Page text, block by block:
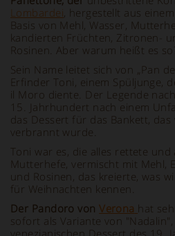
Lombardei, hergestellt aus
Basis von Mehl, Wasser,
kandierten Früchten, Zitronen-
Rosinen. Aber warum heißt es
Sein Name leitet sich von „Pan
Erfinder Toni, einem Spüljunge,
il Moro diente. Der Legende
15. Jahrhundert nach einem
das Dessert für das Bankett, das
verbrannt wurde.
Toni war es, die alles rettete
Mutterhefe, vermischt mit Mehl,
und Rosinen, das kreierte, was
für Weihnachten kennen.
Der Pandoro vonVerona hat
sofort als Variante von "Nadalin",
venezianischen Dessert des 19.